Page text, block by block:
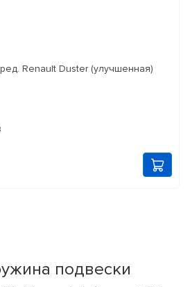
Renault Duster (улучшенная)
подвески